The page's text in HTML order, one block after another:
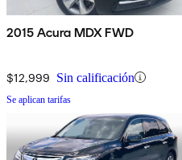
2015 Acura MDX FWD
$12,999 Sin calificación
Se aplican tarifas